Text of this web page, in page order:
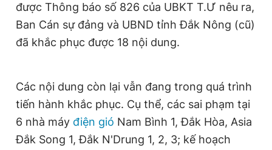
được Thông báo số 826 của UBKT T.Ư nêu ra,
Ban Cán sự đảng và UBND tỉnh Đắk Nông (cũ)
đã khắc phục được 18 nội dung.
Các nội dung còn lại vẫn đang trong quá trình
tiến hành khắc phục. Cụ thể, các sai phạm tại
6 nhà máy điện gió Nam Bình 1, Đắk Hòa, Asia
Đắk Song 1, Đắk N'Drung 1, 2, 3; kế hoạch